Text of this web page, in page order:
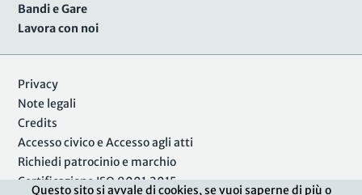
Questo sito si avvale di cookies, se vuoi saperne di più o
Bandi e Gare
Lavora con noi
Privacy
Note legali
Credits
Accesso civico e Accesso agli atti
Richiedi patrocinio e marchio
Certificazione ISO 9001:2015